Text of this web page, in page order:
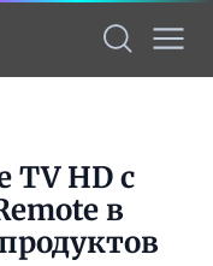
TV HD с
в